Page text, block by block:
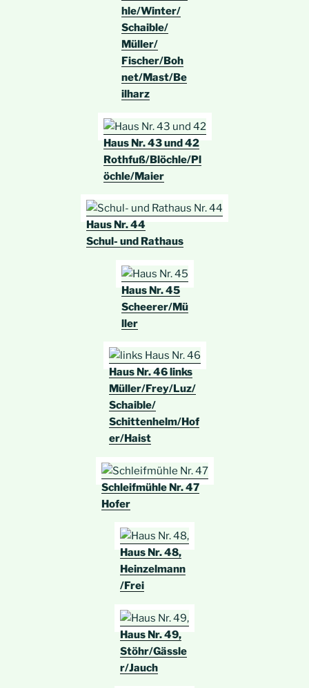
hle/Winter/
Schaible/
Müller/
Fischer/Boh
net/Mast/Be
ilharz
Haus Nr. 43 und 42
Rothfuß/Blöchle/Pl
öchle/Maier
Haus Nr. 44
Schul- und Rathaus
Haus Nr. 45
Scheerer/Mü
ller
Haus Nr. 46 links
Müller/Frey/Luz/
Schaible/
Schittenhelm/Hof
er/Haist
Schleifmühle Nr. 47
Hofer
Haus Nr. 48,
Heinzelmann
/Frei
Haus Nr. 49,
Stöhr/Gässle
r/Jauch